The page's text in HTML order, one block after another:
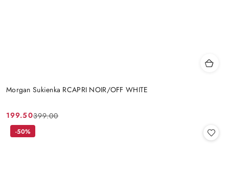
Morgan Sukienka RCAPRI NOIR/OFF WHITE
Cena
promocyjna:
199.50
Cena
przed
399.00
-50%